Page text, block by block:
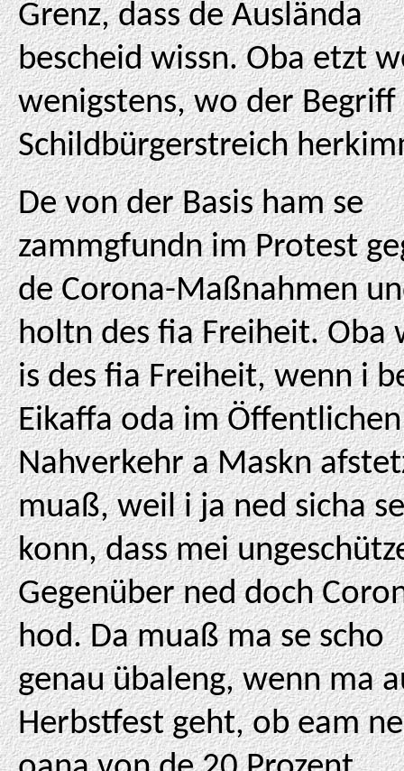
Grenz, dass de Auslända
bescheid wissn. Oba etzt
wenigstens, wo der Begriff
Schildbürgerstreich
De von der Basis ham se
zammgfundn im Protest
de Corona-Maßnahmen
holtn des fia Freiheit. Oba
is des fia Freiheit, wenn i
Eikaffa oda im Öffentlichen
Nahverkehr a Maskn
muaß, weil i ja ned sicha
konn, dass mei
Gegenüber ned doch
hod. Da muaß ma se scho
genau übaleng, wenn ma
Herbstfest geht, ob eam